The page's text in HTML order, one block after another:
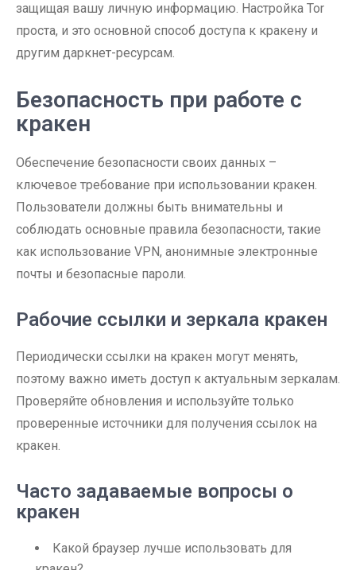
защищая вашу личную информацию. Настройка Tor
проста, и это основной способ доступа к кракену и
другим даркнет-ресурсам.
Безопасность при работе с
кракен
Обеспечение безопасности своих данных –
ключевое требование при использовании кракен.
Пользователи должны быть внимательны и
соблюдать основные правила безопасности, такие
как использование VPN, анонимные электронные
почты и безопасные пароли.
Рабочие ссылки и зеркала кракен
Периодически ссылки на кракен могут менять,
поэтому важно иметь доступ к актуальным зеркалам.
Проверяйте обновления и используйте только
проверенные источники для получения ссылок на
кракен.
Часто задаваемые вопросы о
кракен
Какой браузер лучше использовать для